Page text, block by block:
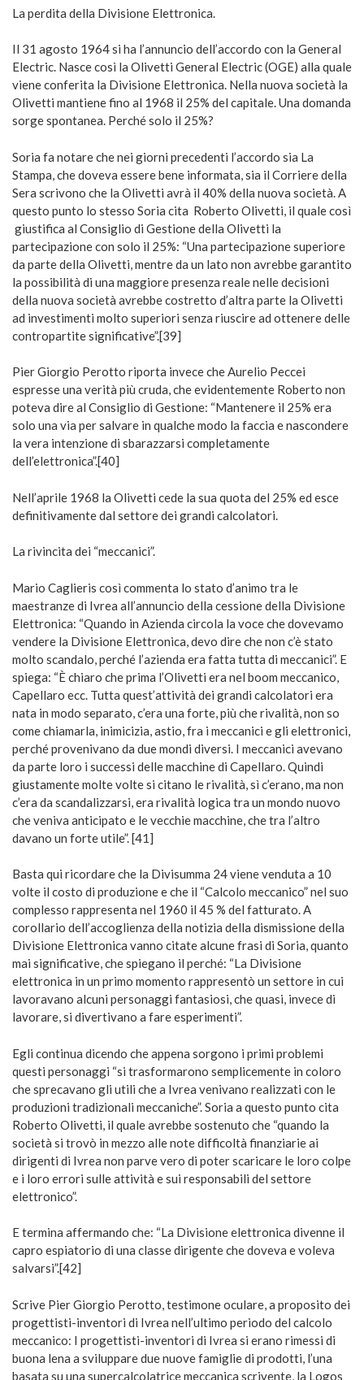
La perdita della Divisione Elettronica.
Il 31 agosto 1964 si ha l’annuncio dell’accordo con la General
Electric. Nasce così la Olivetti General Electric (OGE) alla quale
viene conferita la Divisione Elettronica. Nella nuova società la
Olivetti mantiene fino al 1968 il 25% del capitale. Una domanda
sorge spontanea. Perché solo il 25%?
Soria fa notare che nei giorni precedenti l’accordo sia La
Stampa, che doveva essere bene informata, sia il Corriere della
Sera scrivono che la Olivetti avrà il 40% della nuova società. A
questo punto lo stesso Soria cita Roberto Olivetti, il quale così
giustifica al Consiglio di Gestione della Olivetti la
partecipazione con solo il 25%: “Una partecipazione superiore
da parte della Olivetti, mentre da un lato non avrebbe garantito
la possibilità di una maggiore presenza reale nelle decisioni
della nuova società avrebbe costretto d’altra parte la Olivetti
ad investimenti molto superiori senza riuscire ad ottenere delle
contropartite significative”.[39]
Pier Giorgio Perotto riporta invece che Aurelio Peccei
espresse una verità più cruda, che evidentemente Roberto non
poteva dire al Consiglio di Gestione: “Mantenere il 25% era
solo una via per salvare in qualche modo la faccia e nascondere
la vera intenzione di sbarazzarsi completamente
dell’elettronica”.[40]
Nell’aprile 1968 la Olivetti cede la sua quota del 25% ed esce
definitivamente dal settore dei grandi calcolatori.
La rivincita dei “meccanici”.
Mario Caglieris così commenta lo stato d’animo tra le
maestranze di Ivrea all’annuncio della cessione della Divisione
Elettronica: “Quando in Azienda circola la voce che dovevamo
vendere la Divisione Elettronica, devo dire che non c’è stato
molto scandalo, perché l’azienda era fatta tutta di meccanici”. E
spiega: “È chiaro che prima l’Olivetti era nel boom meccanico,
Capellaro ecc. Tutta quest’attività dei grandi calcolatori era
nata in modo separato, c’era una forte, più che rivalità, non so
come chiamarla, inimicizia, astio, fra i meccanici e gli elettronici,
perché provenivano da due mondi diversi. I meccanici avevano
da parte loro i successi delle macchine di Capellaro. Quindi
giustamente molte volte si citano le rivalità, sì c’erano, ma non
c’era da scandalizzarsi, era rivalità logica tra un mondo nuovo
che veniva anticipato e le vecchie macchine, che tra l’altro
davano un forte utile”. [41]
Basta qui ricordare che la Divisumma 24 viene venduta a 10
volte il costo di produzione e che il “Calcolo meccanico” nel suo
complesso rappresenta nel 1960 il 45 % del fatturato. A
corollario dell’accoglienza della notizia della dismissione della
Divisione Elettronica vanno citate alcune frasi di Soria, quanto
mai significative, che spiegano il perché: “La Divisione
elettronica in un primo momento rappresentò un settore in cui
lavoravano alcuni personaggi fantasiosi, che quasi, invece di
lavorare, si divertivano a fare esperimenti”.
Egli continua dicendo che appena sorgono i primi problemi
questi personaggi “si trasformarono semplicemente in coloro
che sprecavano gli utili che a Ivrea venivano realizzati con le
produzioni tradizionali meccaniche”. Soria a questo punto cita
Roberto Olivetti, il quale avrebbe sostenuto che “quando la
società si trovò in mezzo alle note difficoltà finanziarie ai
dirigenti di Ivrea non parve vero di poter scaricare le loro colpe
e i loro errori sulle attività e sui responsabili del settore
elettronico”.
E termina affermando che: “La Divisione elettronica divenne il
capro espiatorio di una classe dirigente che doveva e voleva
salvarsi”.[42]
Scrive Pier Giorgio Perotto, testimone oculare, a proposito dei
progettisti-inventori di Ivrea nell’ultimo periodo del calcolo
meccanico: I progettisti-inventori di Ivrea si erano rimessi di
buona lena a sviluppare due nuove famiglie di prodotti, l’una
basata su una supercalcolatrice meccanica scrivente, la Logos